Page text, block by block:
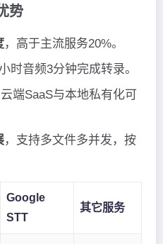
势
，高于主流服务20%。
时音频3分钟完成转录。
云端SaaS与本地私有化可
，支持多文件多并发，按
Google
STT
其它服务